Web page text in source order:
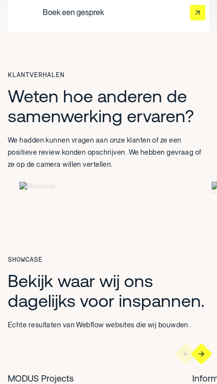
Boek een gesprek
KLANTVERHALEN
Weten hoe anderen de
samenwerking ervaren?
We hadden kunnen vragen aan onze klanten of ze een
positieve review konden opschrijven. We hebben gevraag of
ze op de camera willen vertellen.
SHOWCASE
Bekijk waar wij ons
dagelijks voor inspannen.
Echte resultaten van Webflow websites die wij bouwden.
MODUS Projects
Ontvang B2B-marketing insights
Meld je aan en ontvang onze en blijf up to date van de laatste
b2b-